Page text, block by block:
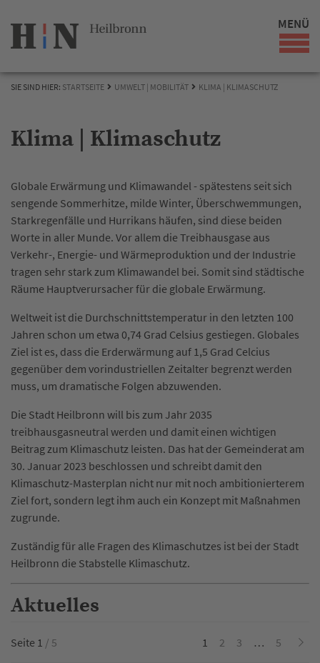
MENÜ
SIE SIND HIER: STARTSEITE UMWELT | MOBILITÄT KLIMA | KLIMASCHUTZ
Klima | Klimaschutz
Globale Erwärmung und Klimawandel - spätestens seit sich
sengende Sommerhitze, milde Winter, Überschwemmungen,
Starkregenfälle und Hurrikans häufen, sind diese beiden
Worte in aller Munde. Vor allem die Treibhausgase aus
Verkehr-, Energie- und Wärmeproduktion und der Industrie
tragen sehr stark zum Klimawandel bei. Somit sind städtische
Räume Hauptverursacher für die globale Erwärmung.
Weltweit ist die Durchschnittstemperatur in den letzten 100
Jahren schon um etwa 0,74 Grad Celsius gestiegen. Globales
Ziel ist es, dass die Erderwärmung auf 1,5 Grad Celcius
gegenüber dem vorindustriellen Zeitalter begrenzt werden
muss, um dramatische Folgen abzuwenden.
Die Stadt Heilbronn will bis zum Jahr 2035
treibhausgasneutral werden und damit einen wichtigen
Beitrag zum Klimaschutz leisten. Das hat der Gemeinderat am
30. Januar 2023 beschlossen und schreibt damit den
Klimaschutz-Masterplan nicht nur mit noch ambitionierterem
Ziel fort, sondern legt ihm auch ein Konzept mit Maßnahmen
zugrunde.
Zuständig für alle Fragen des Klimaschutzes ist bei der Stadt
Heilbronn die Stabstelle Klimaschutz.
Aktuelles
Seite 1 / 5 1 2 3 … 5